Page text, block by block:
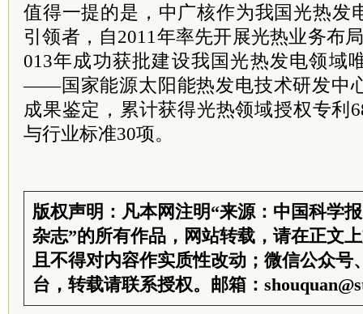
值得一提的是，中广核作为我国光热发
引领者，自2011年率先开展光热业务布
013年成功获批建设我国光热发电领域
——国家能源太阳能热发电技术研发中
成果鉴定，累计获得光热领域授权专利
与行业标准30项。
版权声明：凡本网注明“来源：中国科学
杂志”的所有作品，网站转载，请在正文
且不得对内容作实质性改动；微信公众号
台，转载请联系授权。邮箱：